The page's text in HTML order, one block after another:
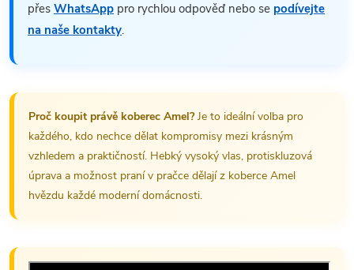
přes WhatsApp pro rychlou odpověď nebo se podívejte
na naše kontakty.
Proč koupit právě koberec Amel?Je to ideální volba pro
každého, kdo nechce dělat kompromisy mezi krásným
vzhledem a praktičností. Hebký vysoký vlas, protiskluzová
úprava a možnost praní v pračce dělají z koberce Amel
hvězdu každé moderní domácnosti.